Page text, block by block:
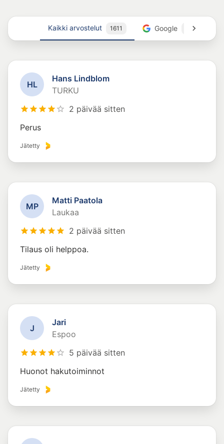
Kaikki arvostelut 1611 Google 184
HL
Hans Lindblom
TURKU
2 päivää sitten
Perus
Jätetty
MP
Matti Paatola
Laukaa
2 päivää sitten
Tilaus oli helppoa.
Jätetty
J
Jari
Espoo
5 päivää sitten
Huonot hakutoiminnot
Jätetty